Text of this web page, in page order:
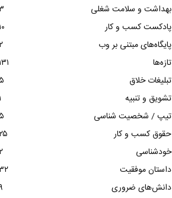
بهداشت و سلامت شغلی
پادکست کسب و کار
پایگاه‌های مبتنی بر وب
تازه‌ها
تبلیغات خلاق
تشویق و تنبیه
تیپ / شخصیت شناسی
حقوق کسب و کار
خودشناسی
داستان موفقیت
دانش‌های ضروری